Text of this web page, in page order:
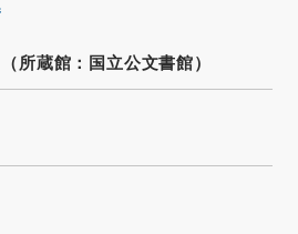
所蔵館：国立公文書館）